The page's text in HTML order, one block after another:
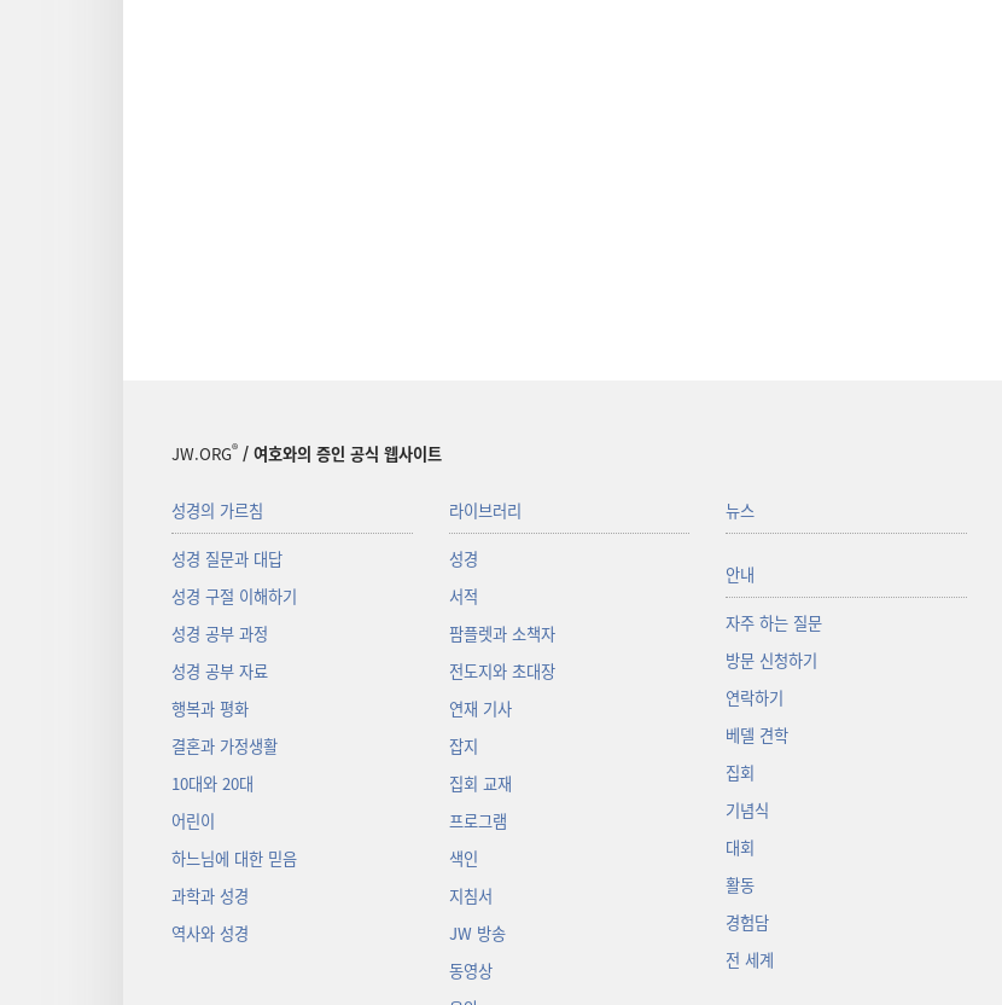
JW.ORG® / 여호와의 증인 공식 웹사이트
성경의 가르침
성경 질문과 대답
성경 구절 이해하기
성경 공부 과정
성경 공부 자료
행복과 평화
결혼과 가정생활
10대와 20대
어린이
하느님에 대한 믿음
과학과 성경
역사와 성경
라이브러리
성경
서적
팜플렛과 소책자
전도지와 초대장
연재 기사
잡지
집회 교재
프로그램
색인
지침서
JW 방송
동영상
뉴스
안내
자주 하는 질문
방문 신청하기
연락하기
베델 견학
집회
기념식
대회
활동
경험담
전 세계